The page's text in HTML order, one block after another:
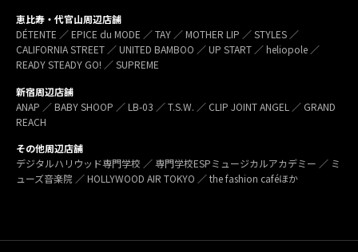
恵比寿・代官山周辺店舗
DÉTENTE ／ EPICE du MODE ／ TAY ／ MOTHER LIP ／ STYLES ／
CALIFORNIA STREET ／ UNITED BAMBOO ／ UP START ／ heliopole ／
READY STEADY GO! ／ SUPREME
新宿周辺店舗
ANAP ／ BABY SHOOP ／ LB-03 ／ T.S.W. ／ CLIP JOINT ANGEL ／ GRAND
REACH
その他周辺店舗
デジタルハリウッド専門学校 ／ 専門学校ESPミュージカルアカデミー ／ ミ
ューズ音楽院 ／ HOLLYWOOD AIR TOKYO ／ the fashion caféほか